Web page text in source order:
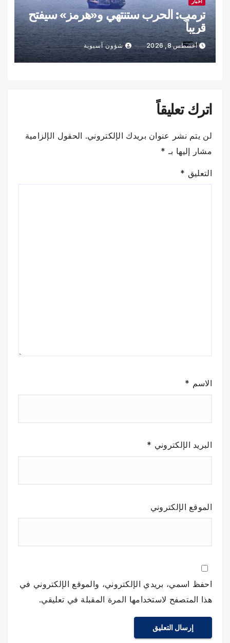
ترمب: الحرب ستنتهي و«هرمز» سيفتح
قريباً
أغسطس 8, 2026 شؤون آسيوية
اترك تعليقاً
لن يتم نشر عنوان بريدك الإلكتروني. الحقول الإلزامية
مشار إليها بـ *
التعليق *
الاسم *
البريد الإلكتروني *
الموقع الإلكتروني
احفظ اسمي، بريدي الإلكتروني، والموقع الإلكتروني في
هذا المتصفح لاستخدامها المرة المقبلة في تعليقي.